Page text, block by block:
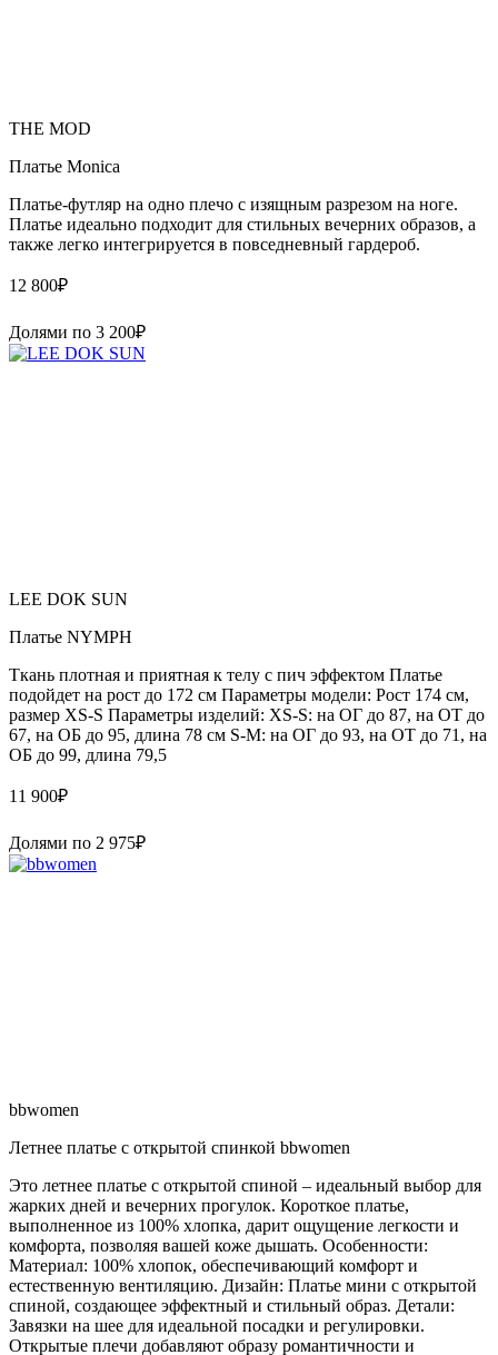
THE MOD
Платье Monica
Платье-футляр на одно плечо с изящным разрезом на ноге.
Платье идеально подходит для стильных вечерних образов, а
также легко интегрируется в повседневный гардероб.
12 800₽
Долями по 3 200₽
LEE DOK SUN
Платье NYMPH
Ткань плотная и приятная к телу с пич эффектом Платье
подойдет на рост до 172 см Параметры модели: Рост 174 см,
размер XS-S Параметры изделий: XS-S: на ОГ до 87, на ОТ до
67, на ОБ до 95, длина 78 см S-M: на ОГ до 93, на ОТ до 71, на
ОБ до 99, длина 79,5
11 900₽
Долями по 2 975₽
bbwomen
Летнее платье с открытой спинкой bbwomen
Это летнее платье с открытой спиной – идеальный выбор для
жарких дней и вечерних прогулок. Короткое платье,
выполненное из 100% хлопка, дарит ощущение легкости и
комфорта, позволяя вашей коже дышать. Особенности:
Материал: 100% хлопок, обеспечивающий комфорт и
естественную вентиляцию. Дизайн: Платье мини с открытой
спиной, создающее эффектный и стильный образ. Детали:
Завязки на шее для идеальной посадки и регулировки.
Открытые плечи добавляют образу романтичности и